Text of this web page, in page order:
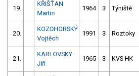
19.
KŘIŠŤAN
Martin
1964 3 Týniště
20.
KOZOHORSKÝ
Vojtěch
1991 3 Roztoky
21.
KARLOVSKÝ
Jiří
1965 3 KVS HK